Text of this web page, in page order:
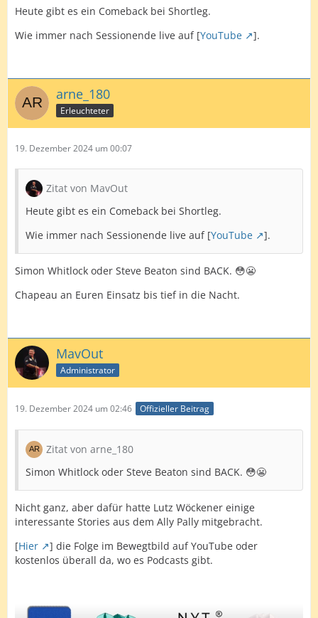
Heute gibt es ein Comeback bei Shortleg.
Wie immer nach Sessionende live auf [YouTube ].
arne_180
Erleuchteter
19. Dezember 2024 um 00:07
Zitat von MavOut
Heute gibt es ein Comeback bei Shortleg.
Wie immer nach Sessionende live auf [YouTube ].
Simon Whitlock oder Steve Beaton sind BACK. 😳😬
Chapeau an Euren Einsatz bis tief in die Nacht.
MavOut
Administrator
19. Dezember 2024 um 02:46 Offizieller Beitrag
Zitat von arne_180
Simon Whitlock oder Steve Beaton sind BACK. 😳😬
Nicht ganz, aber dafür hatte Lutz Wöckener einige
interessante Stories aus dem Ally Pally mitgebracht.
[Hier
] die Folge im Bewegtbild auf YouTube oder
kostenlos überall da, wo es Podcasts gibt.